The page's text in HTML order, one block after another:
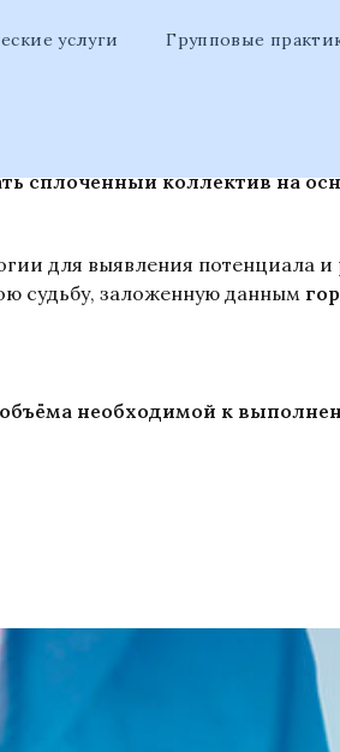
услуги Групповые
подходящих партнеров,
сплоченный коллектив на
для выявления
судьбу, заложенную данным
необходимой к